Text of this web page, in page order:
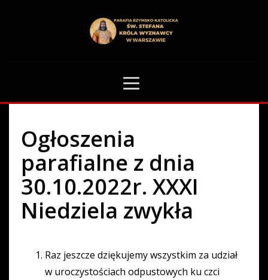
OGŁOSZENIA PARAFIALNE
OGŁOSZENIA PARAFIALNE Z DNIA 30.10.2022R. XXXI NIEDZIELA ZWYKŁA
Ogłoszenia
parafialne z dnia
30.10.2022r. XXXI
Niedziela zwykła
Raz jeszcze dziękujemy wszystkim za udział
w uroczystościach odpustowych ku czci